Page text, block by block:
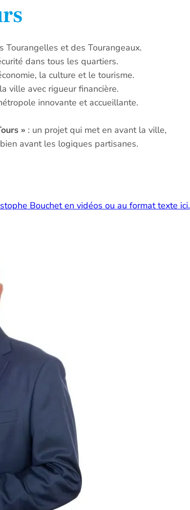
Tourangelles et des Tourangeaux.
dans tous les quartiers.
la culture et le tourisme.
ville avec rigueur financière.
innovante et accueillante.
» : un projet qui met en avant la ville,
avant les logiques partisanes.
Bouchet en vidéos ou au format texte ici.